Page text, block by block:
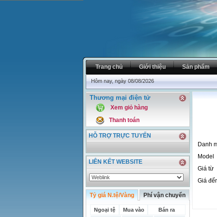
Trang chủ Giới thiệu Sản phẩm
Hôm nay, ngày 08/08/2026
Thương mại điện tử
Xem giỏ hàng
Thanh toán
HỖ TRỢ TRỰC TUYẾN
LIÊN KẾT WEBSITE
Tỷ giá N.tệ/Vàng Phí vận chuyển
Ngoại tệ Mua vào
Bán ra
Danh
Model
Giá từ
Giá